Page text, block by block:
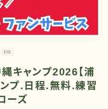
PR
キャンプ2026【浦
プ.日程.無料.練習
ーズ